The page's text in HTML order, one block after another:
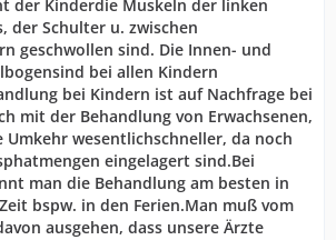
der Kinderdie Muskeln der linken
der Schulter u. zwischen
geschwollen sind. Die Innen- und
bei allen Kindern
bei Kindern ist auf Nachfrage bei
mit der Behandlung von Erwachsenen,
wesentlichschneller, da noch
eingelagert sind.Bei
man die Behandlung am besten in
bspw. in den Ferien.Man muß vom
ausgehen, dass unsere Ärzte